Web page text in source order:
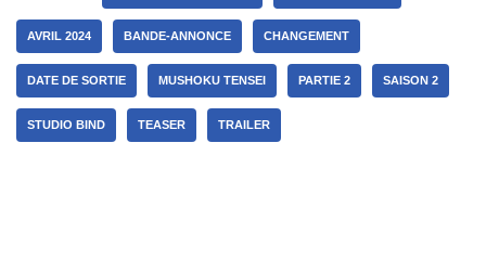
AVRIL 2024 BANDE-ANNONCE CHANGEMENT
DATE DE SORTIE MUSHOKU TENSEI PARTIE 2 SAISON 2
STUDIO BIND TEASER TRAILER